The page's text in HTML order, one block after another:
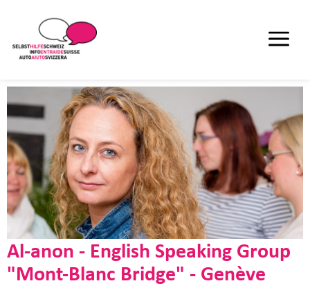
Al-anon - English Speaking Group
"Mont-Blanc Bridge" - Genève